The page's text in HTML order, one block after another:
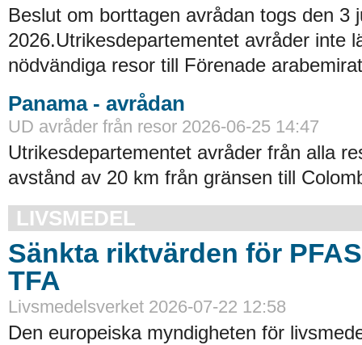
Beslut om borttagen avrådan togs den 3
2026.Utrikesdepartementet avråder inte
nödvändiga resor till Förenade
Panama - avrådan
UD avråder från resor 2026-06-25 14:47
Utrikesdepartementet avråder från alla
avstånd av 20 km från gränsen till
LIVSMEDEL
Sänkta riktvärden för
TFA
Livsmedelsverket 2026-07-22 12:58
Den europeiska myndigheten för